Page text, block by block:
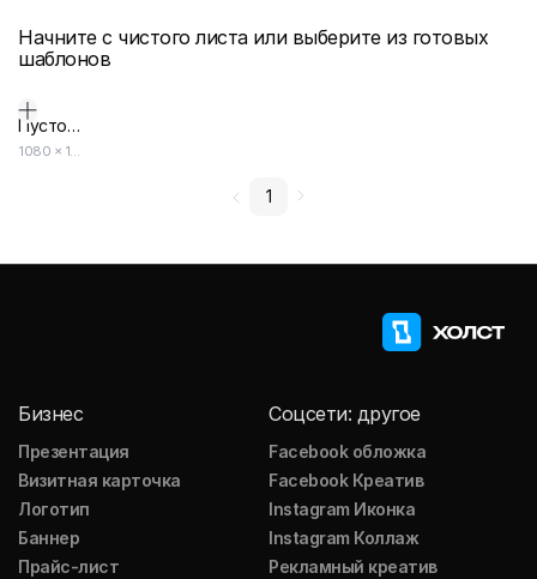
Начните с чистого листа или выберите из готовых
шаблонов
Пустой дизайн-макет
1080 × 1080
1
Бизнес
Презентация
Визитная карточка
Логотип
Баннер
Прайс-лист
Соцсети: другое
Facebook обложка
Facebook Креатив
Instagram Иконка
Instagram Коллаж
Рекламный креатив